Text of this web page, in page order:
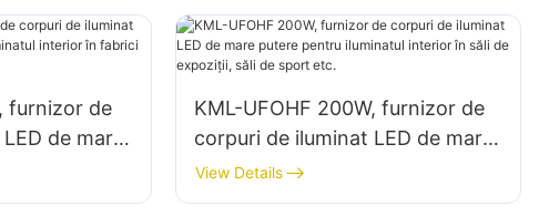
furnizor de
de mare
interior
săli de
KML-UFOHF 200W, furnizor de
corpuri de iluminat LED de mare
putere pentru iluminatul interior
în săli de expoziții, săli de sport
View Details